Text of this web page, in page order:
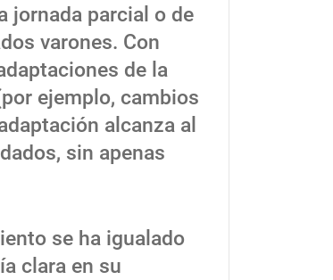
jornada parcial o de
varones. Con
de la
ejemplo, cambios
alcanza al
sin apenas
se ha igualado
clara en su